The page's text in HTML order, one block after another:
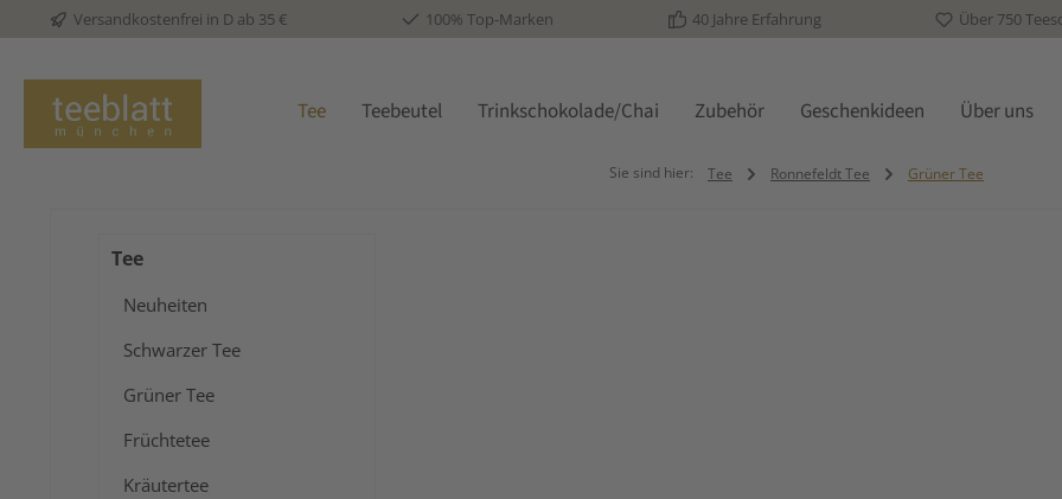
Hauptinhalt springen
Zur Suche springen
Zur Hauptnavigation springen
Versandkostenfrei in D ab 35 € 100% Top-Marken 40 Jahre Erfahrung Über 750
Tee Teebeutel Trinkschokolade/Chai Zubehör Geschenkideen Über uns
Sie sind hier: Tee Ronnefeldt Tee Grüner Tee
Tee
Neuheiten
Schwarzer Tee
Grüner Tee
Früchtetee
Kräutertee